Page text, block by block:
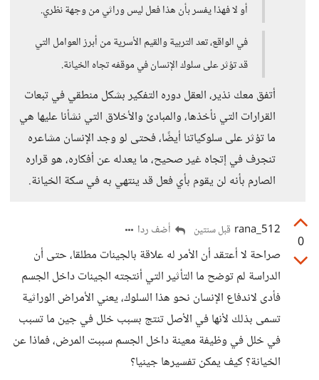
أو لا فهذا يفسر بأن هذا فعل ليس وراثي من وجهة نظري.
في الواقع، تعد التربية والقيم الأسرية من أبرز العوامل التي
قد تؤثر على سلوك الإنسان في موقفه تجاه الخيانة.
أتفق معك نذير، العقل دوره التفكير بشكل منطقي في تبعات
القرارات التي نأخذها، والمبادئ والأخلاق التي نشأنا عليها هي
ما تؤثر على سلوكياتنا أيضًا، فحتى لو وجد الإنسان مشاعره
تنجرف في إتجاه غير صحيح، ما يعدله عن أفكاره، هو قراره
الصارم بأنه لن يقوم بأي فعل قد ينتهي به في سكة الخيانة.
0
rana_512 قبل سنتين أضف ردا
صراحة لا أعتقد أن الأمر له علاقة بالجينات مطلقا، حتى أن
الدراسة لم توضح ما التأثير التي أنتجته الجينات داخل الجسم
فأدى لاندفاع الإنسان نحو هذا السلوك، يعني الأمراض الوراثية
تسمى بذلك لأنها في الأصل تنتج بسبب خلل في جين ما تسبب
في خلل في وظيفة معينة داخل الجسم سببت المرض، فماذا عن
الخيانة؟ كيف يمكن تفسيرها جينيا؟